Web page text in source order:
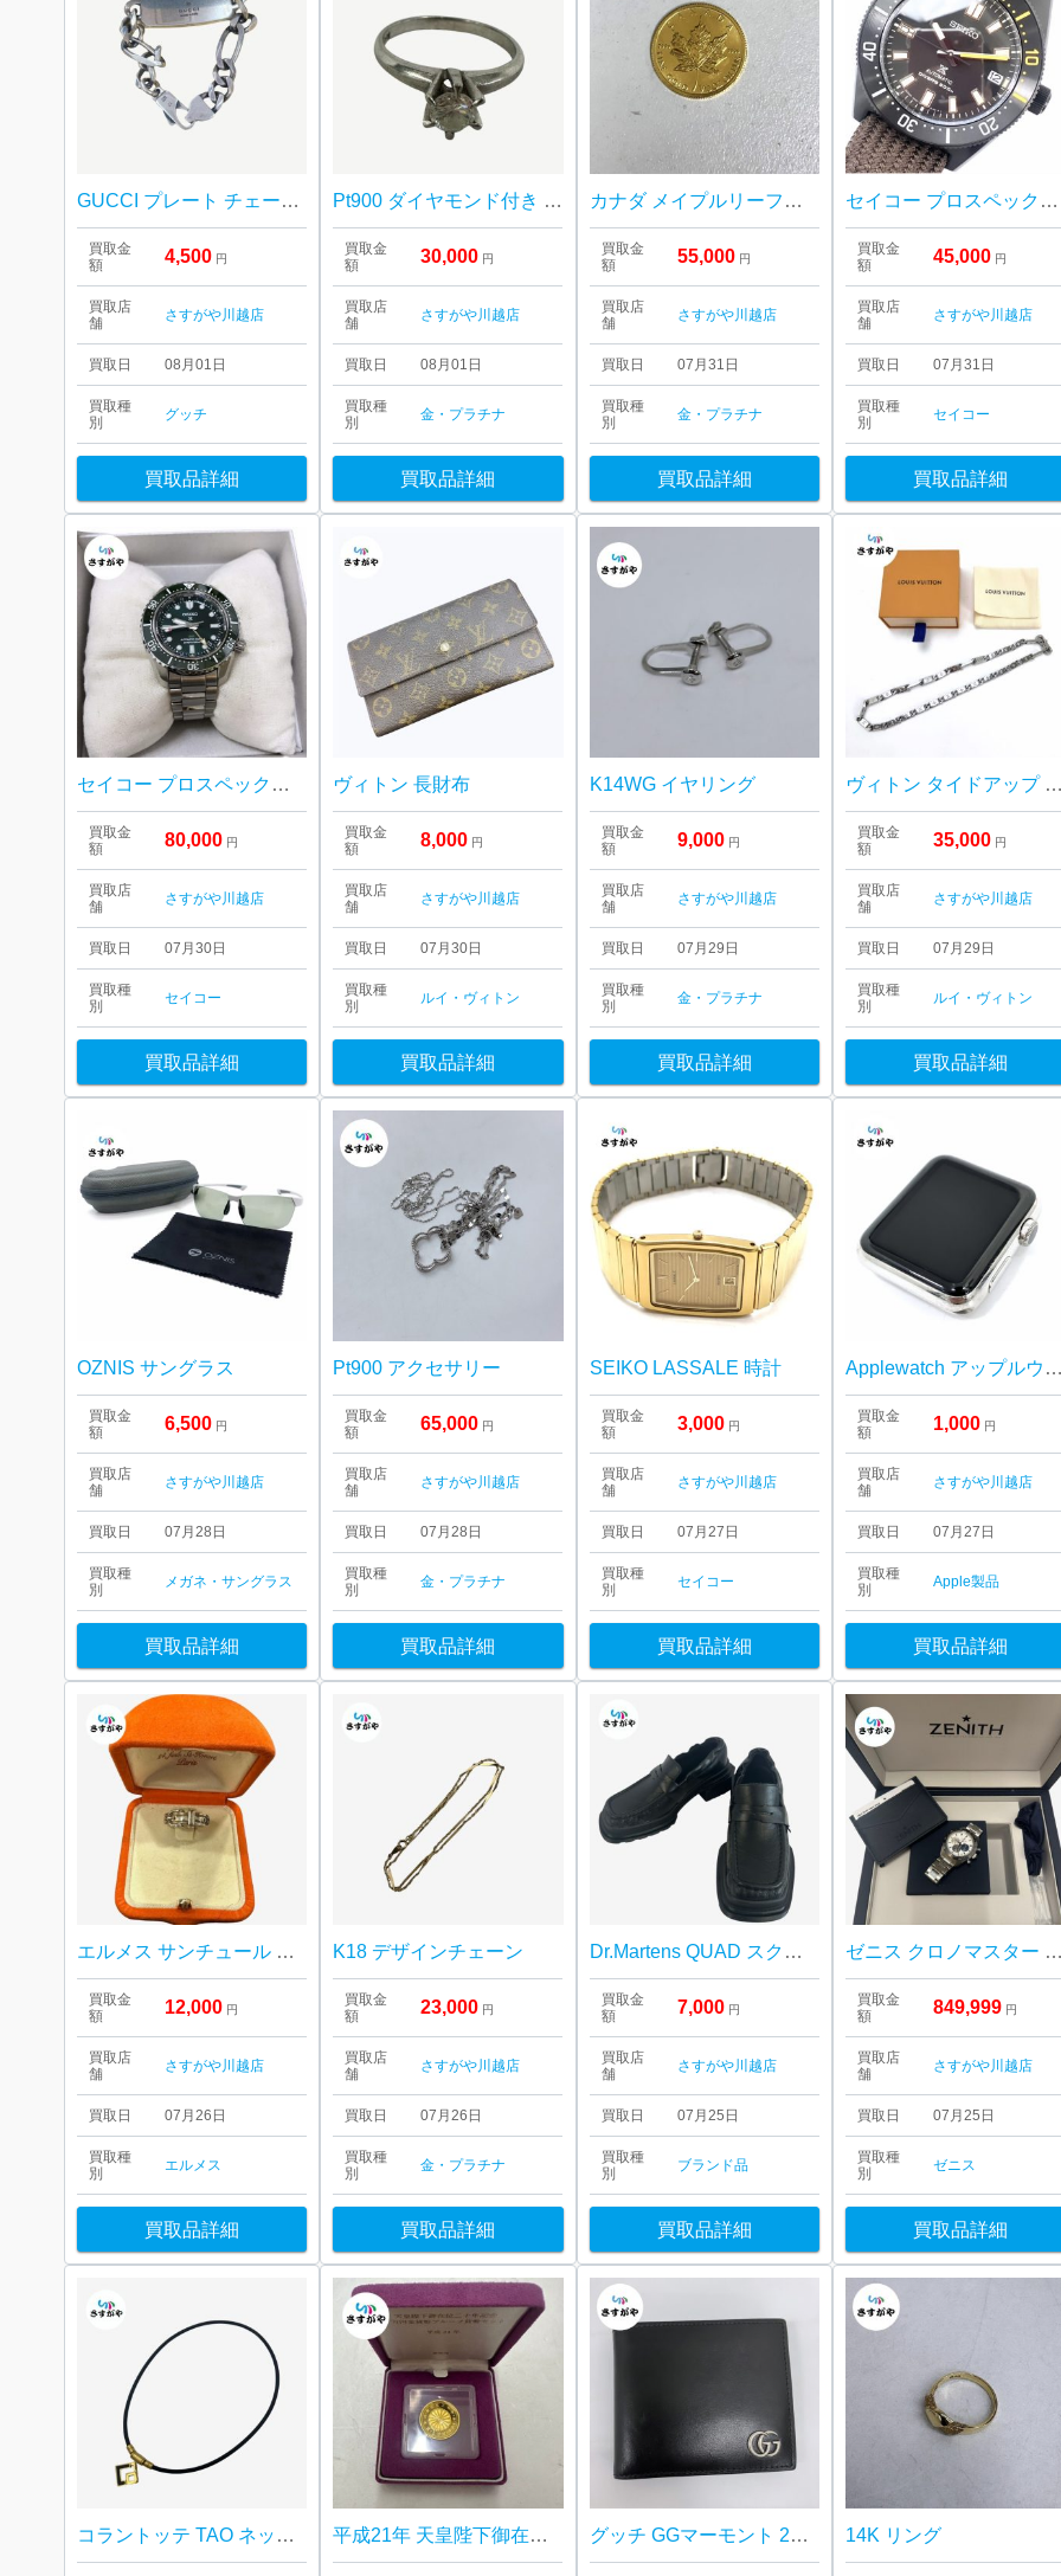
GUCCI プレート チェーン ブレスレット
買取金
額
4,500 円
買取店
舗
さすがや川越店
買取日 08月01日
買取種
別
グッチ
買取品詳細
Pt900 ダイヤモンド付き リング
買取金
額
30,000 円
買取店
舗
さすがや川越店
買取日 08月01日
買取種
別
金・プラチナ
買取品詳細
カナダ メイプルリーフ金貨 1/10oz
買取金
額
55,000 円
買取店
舗
さすがや川越店
買取日 07月31日
買取種
別
金・プラチナ
買取品詳細
セイコー プロスペックス ダイバーズウォッチ
買取金
額
45,000 円
買取店
舗
さすがや川越店
買取日 07月31日
買取種
別
セイコー
買取品詳細
セイコー プロスペックス ダイバーズ
買取金
額
80,000 円
買取店
舗
さすがや川越店
買取日 07月30日
買取種
別
セイコー
買取品詳細
ヴィトン 長財布
買取金
額
8,000 円
買取店
舗
さすがや川越店
買取日 07月30日
買取種
別
ルイ・ヴィトン
買取品詳細
K14WG イヤリング
買取金
額
9,000 円
買取店
舗
さすがや川越店
買取日 07月29日
買取種
別
金・プラチナ
買取品詳細
ヴィトン タイドアップ
買取金
額
35,000 円
買取店
舗
さすがや川越店
買取日 07月29日
買取種
別
ルイ・ヴィトン
買取品詳細
OZNIS サングラス
買取金
額
6,500 円
買取店
舗
さすがや川越店
買取日 07月28日
買取種
別
メガネ・サングラス
買取品詳細
Pt900 アクセサリー
買取金
額
65,000 円
買取店
舗
さすがや川越店
買取日 07月28日
買取種
別
金・プラチナ
買取品詳細
SEIKO LASSALE 時計
買取金
額
3,000 円
買取店
舗
さすがや川越店
買取日 07月27日
買取種
別
セイコー
買取品詳細
Applewatch アップ
買取金
額
1,000 円
買取店
舗
さすがや川越店
買取日 07月27日
買取種
別
Apple製品
買取品詳細
エルメス サンチュール ベルトモチーフ シルバーリング
買取金
額
12,000 円
買取店
舗
さすがや川越店
買取日 07月26日
買取種
別
エルメス
買取品詳細
K18 デザインチェーン
買取金
額
23,000 円
買取店
舗
さすがや川越店
買取日 07月26日
買取種
別
金・プラチナ
買取品詳細
Dr.Martens QUAD スクエアトゥ 厚底3ホールシューズ
買取金
額
7,000 円
買取店
舗
さすがや川越店
買取日 07月25日
買取種
別
ブランド品
買取品詳細
ゼニス クロノマスタ
買取金
額
849,999 円
買取店
舗
さすがや川越店
買取日 07月25日
買取種
別
ゼニス
買取品詳細
コラントッテ TAO ネックレス AURA ゴールド×ブラック 平成21年 天皇陛下御在位20年記念 1万金貨 プルーフ貨幣 グッチ GGマーモント 2つ折り財布 14K リング